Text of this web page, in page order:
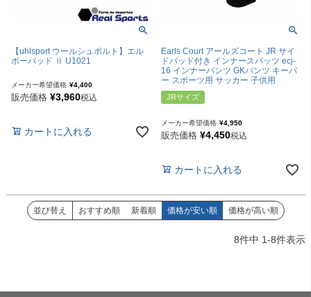
【uhlsport ウールシュポルト】エル
ボーパッド Ⅱ U1021
メーカー希望価格 ¥4,400
販売価格 ¥3,960税込
カートに入れる
Earls Court アールズコート JR サイ
ドパッド付き インナースパッツ ecj-
16 インナーパンツ GKパンツ キーパ
ー スポーツ用 サッカー 子供用
JRサイズ
メーカー希望価格 ¥4,950
販売価格 ¥4,450税込
カートに入れる
並び替え おすすめ順 新着順 価格が安い順 価格が高い順
8件中 1-8件表示